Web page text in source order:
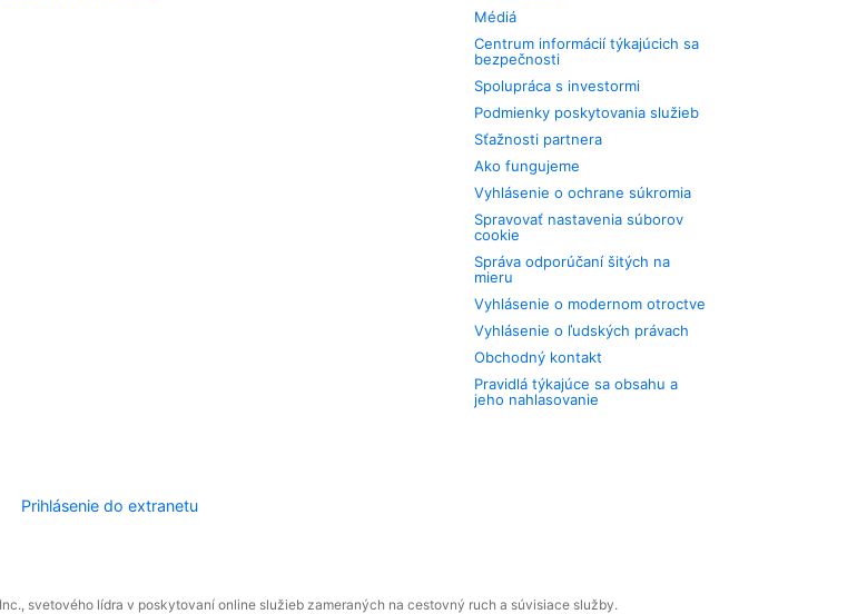
Médiá
Centrum informácií týkajúcich sa
bezpečnosti
Spolupráca s investormi
Podmienky poskytovania služieb
Sťažnosti partnera
Ako fungujeme
Vyhlásenie o ochrane súkromia
Spravovať nastavenia súborov
cookie
Správa odporúčaní šitých na
mieru
Vyhlásenie o modernom otroctve
Vyhlásenie o ľudských právach
Obchodný kontakt
Pravidlá týkajúce sa obsahu a
jeho nahlasovanie
Prihlásenie do extranetu
svetového lídra v poskytovaní online služieb zameraných na cestovný ruch a súvisiace služby.